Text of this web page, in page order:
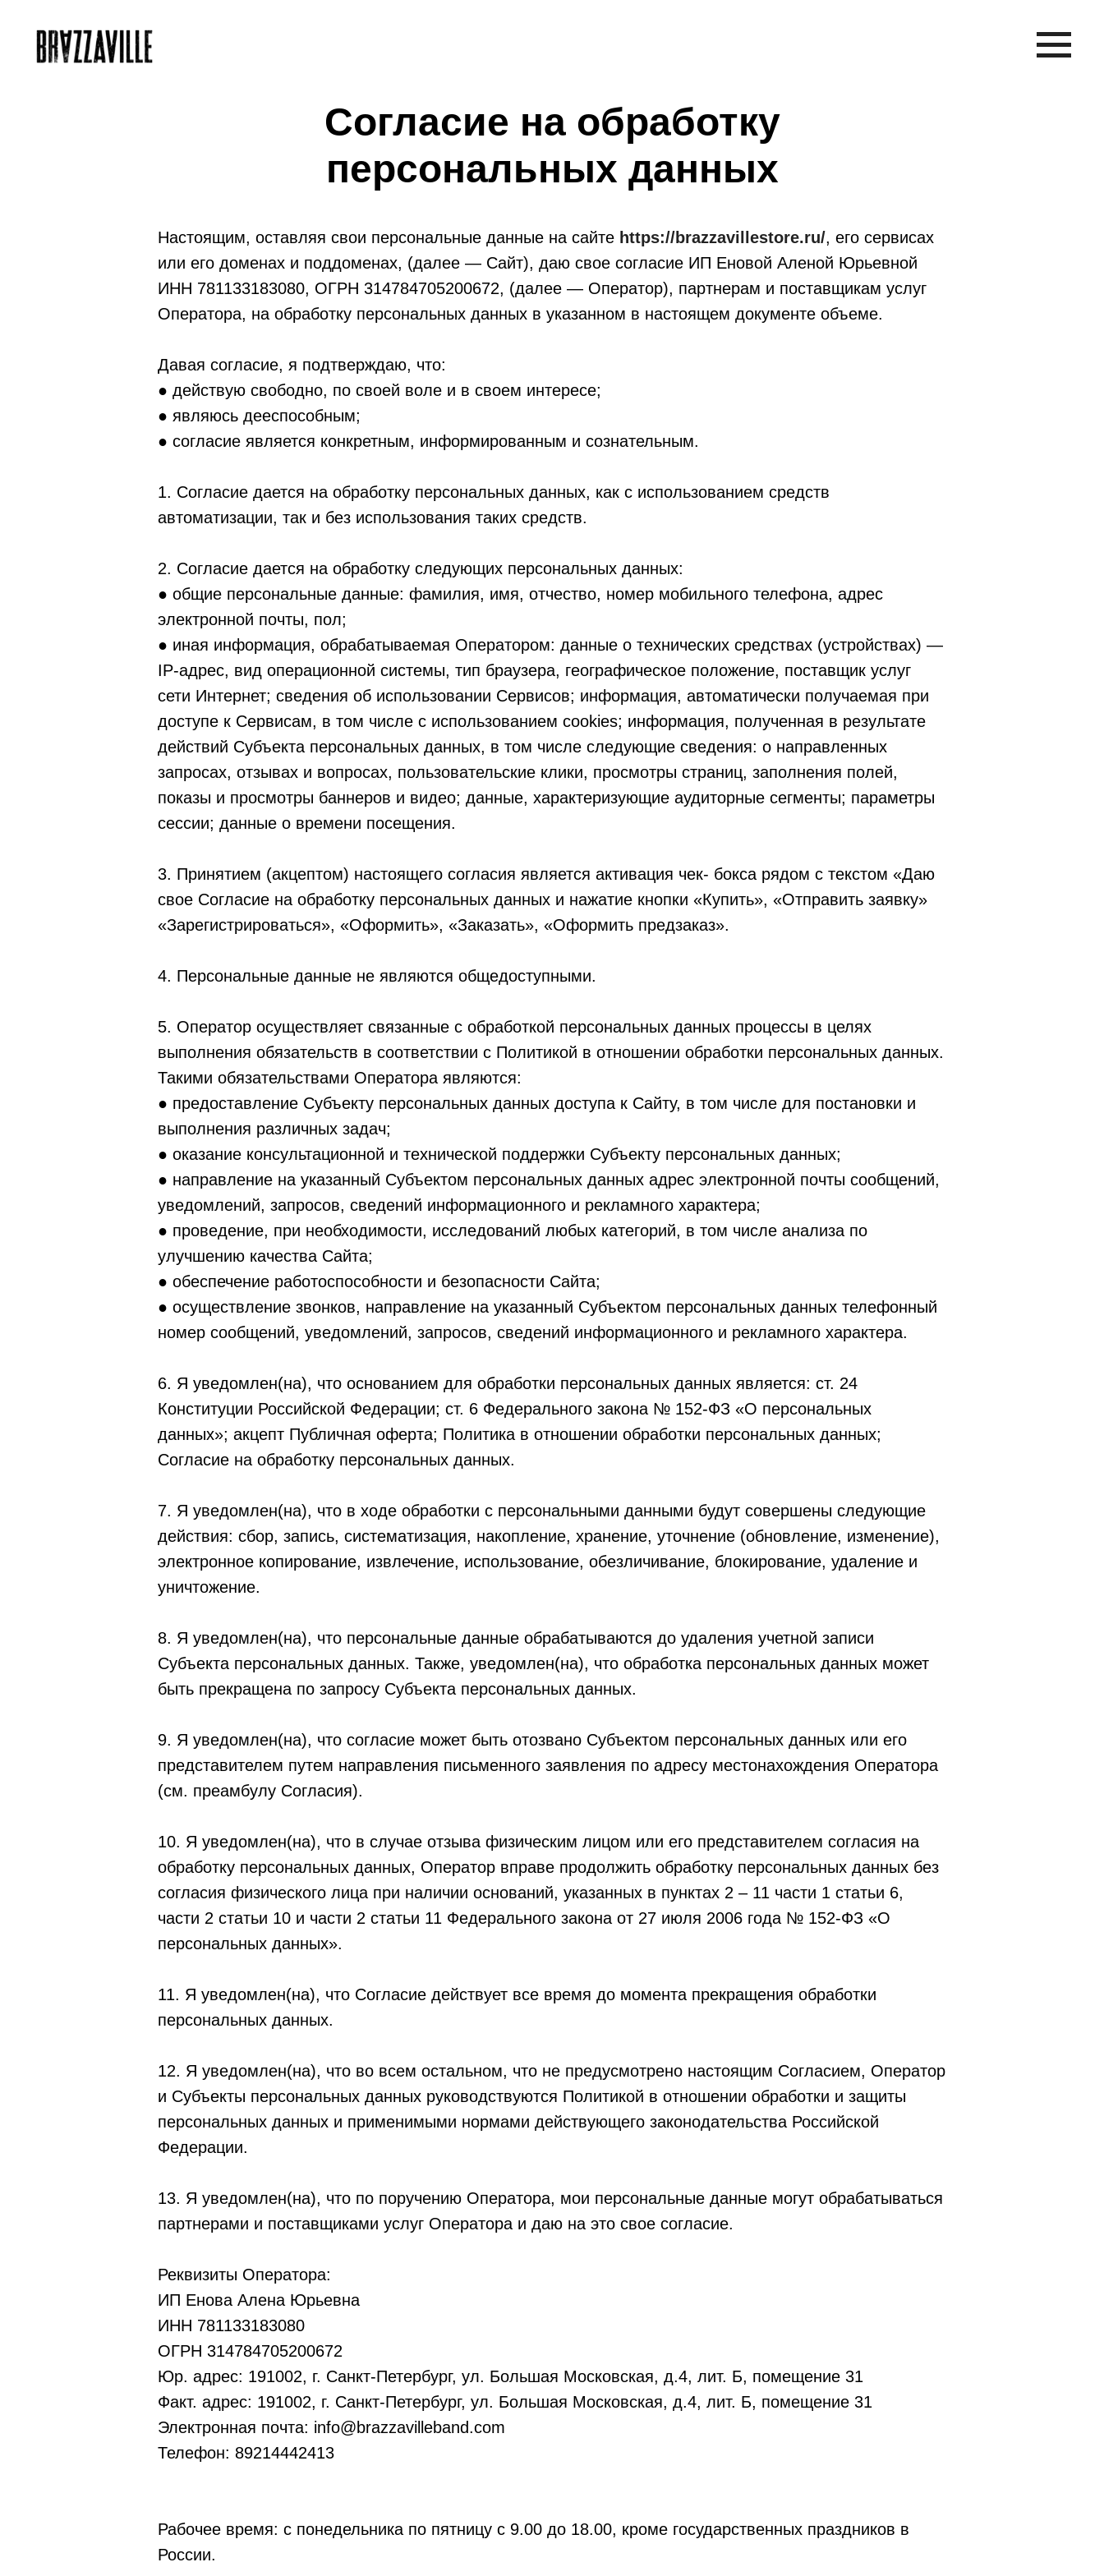
Согласие на обработку
персональных данных
Настоящим, оставляя свои персональные данные на сайте https://brazzavillestore.ru/, его сервисах
или его доменах и поддоменах, (далее — Сайт), даю свое согласие ИП Еновой Аленой Юрьевной
ИНН 781133183080, ОГРН 314784705200672, (далее — Оператор), партнерам и поставщикам услуг
Оператора, на обработку персональных данных в указанном в настоящем документе объеме.
Давая согласие, я подтверждаю, что:
● действую свободно, по своей воле и в своем интересе;
● являюсь дееспособным;
● согласие является конкретным, информированным и сознательным.
1. Согласие дается на обработку персональных данных, как с использованием средств
автоматизации, так и без использования таких средств.
2. Согласие дается на обработку следующих персональных данных:
● общие персональные данные: фамилия, имя, отчество, номер мобильного телефона, адрес
электронной почты, пол;
● иная информация, обрабатываемая Оператором: данные о технических средствах (устройствах) —
IP-адрес, вид операционной системы, тип браузера, географическое положение, поставщик услуг
сети Интернет; сведения об использовании Сервисов; информация, автоматически получаемая при
доступе к Сервисам, в том числе с использованием cookies; информация, полученная в результате
действий Субъекта персональных данных, в том числе следующие сведения: о направленных
запросах, отзывах и вопросах, пользовательские клики, просмотры страниц, заполнения полей,
показы и просмотры баннеров и видео; данные, характеризующие аудиторные сегменты; параметры
сессии; данные о времени посещения.
3. Принятием (акцептом) настоящего согласия является активация чек- бокса рядом с текстом «Даю
свое Согласие на обработку персональных данных и нажатие кнопки «Купить», «Отправить заявку»
«Зарегистрироваться», «Оформить», «Заказать», «Оформить предзаказ».
4. Персональные данные не являются общедоступными.
5. Оператор осуществляет связанные с обработкой персональных данных процессы в целях
выполнения обязательств в соответствии с Политикой в отношении обработки персональных данных.
Такими обязательствами Оператора являются:
● предоставление Субъекту персональных данных доступа к Сайту, в том числе для постановки и
выполнения различных задач;
● оказание консультационной и технической поддержки Субъекту персональных данных;
● направление на указанный Субъектом персональных данных адрес электронной почты сообщений,
уведомлений, запросов, сведений информационного и рекламного характера;
● проведение, при необходимости, исследований любых категорий, в том числе анализа по
улучшению качества Сайта;
● обеспечение работоспособности и безопасности Сайта;
● осуществление звонков, направление на указанный Субъектом персональных данных телефонный
номер сообщений, уведомлений, запросов, сведений информационного и рекламного характера.
6. Я уведомлен(на), что основанием для обработки персональных данных является: ст. 24
Конституции Российской Федерации; ст. 6 Федерального закона № 152-ФЗ «О персональных
данных»; акцепт Публичная оферта; Политика в отношении обработки персональных данных;
Согласие на обработку персональных данных.
7. Я уведомлен(на), что в ходе обработки с персональными данными будут совершены следующие
действия: сбор, запись, систематизация, накопление, хранение, уточнение (обновление, изменение),
электронное копирование, извлечение, использование, обезличивание, блокирование, удаление и
уничтожение.
8. Я уведомлен(на), что персональные данные обрабатываются до удаления учетной записи
Субъекта персональных данных. Также, уведомлен(на), что обработка персональных данных может
быть прекращена по запросу Субъекта персональных данных.
9. Я уведомлен(на), что согласие может быть отозвано Субъектом персональных данных или его
представителем путем направления письменного заявления по адресу местонахождения Оператора
(см. преамбулу Согласия).
10. Я уведомлен(на), что в случае отзыва физическим лицом или его представителем согласия на
обработку персональных данных, Оператор вправе продолжить обработку персональных данных без
согласия физического лица при наличии оснований, указанных в пунктах 2 – 11 части 1 статьи 6,
части 2 статьи 10 и части 2 статьи 11 Федерального закона от 27 июля 2006 года № 152-ФЗ «О
персональных данных».
11. Я уведомлен(на), что Согласие действует все время до момента прекращения обработки
персональных данных.
12. Я уведомлен(на), что во всем остальном, что не предусмотрено настоящим Согласием, Оператор
и Субъекты персональных данных руководствуются Политикой в отношении обработки и защиты
персональных данных и применимыми нормами действующего законодательства Российской
Федерации.
13. Я уведомлен(на), что по поручению Оператора, мои персональные данные могут обрабатываться
партнерами и поставщиками услуг Оператора и даю на это свое согласие.
Реквизиты Оператора:
ИП Енова Алена Юрьевна
ИНН 781133183080
ОГРН 314784705200672
Юр. адрес: 191002, г. Санкт-Петербург, ул. Большая Московская, д.4, лит. Б, помещение 31
Факт. адрес: 191002, г. Санкт-Петербург, ул. Большая Московская, д.4, лит. Б, помещение 31
Электронная почта: info@brazzavilleband.com
Телефон: 89214442413
Рабочее время: с понедельника по пятницу с 9.00 до 18.00, кроме государственных праздников в
России.